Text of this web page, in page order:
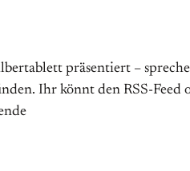
präsentiert –
Ihr könnt den RSS-